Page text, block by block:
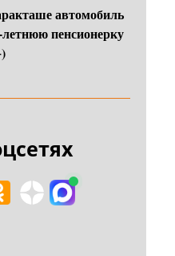
автомобиль
пенсионерку